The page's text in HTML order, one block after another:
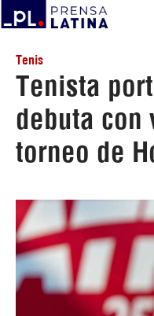
Tenis
Tenista
debuta con
torneo de